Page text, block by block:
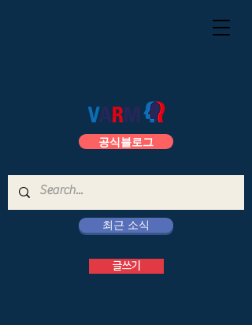
공식블로그
글쓰기
최근 소식